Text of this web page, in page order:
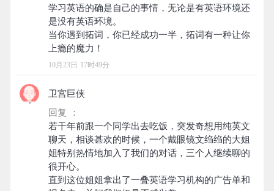
学习英语的确是自己的事情，无论是有英语环境还
是没有英语环境。
当你遇到拓词，你已经成功一半，拓词有一种让你
10月23日 17时49分
卫宫巨侠
回复 ：
若干年前跟一个同学出去吃饭，突发奇想用纯英文
聊天，相谈甚欢的时候，一个戴眼镜文绉绉的大姐
姐特别热情地加入了我们的对话，三个人继续聊的
很开心。
直到这位姐姐拿出了一叠英语学习机构的广告单和